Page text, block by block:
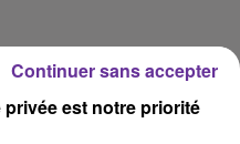
est notre priorité
Continuer sans accepter